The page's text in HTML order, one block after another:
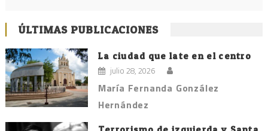
ÚLTIMAS PUBLICACIONES
La ciudad que late en el centro
julio 28, 2026
María Fernanda González
Hernández